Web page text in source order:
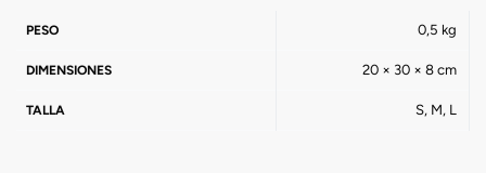
PESO 0,5 kg
DIMENSIONES 20 × 30 × 8 cm
TALLA S, M, L